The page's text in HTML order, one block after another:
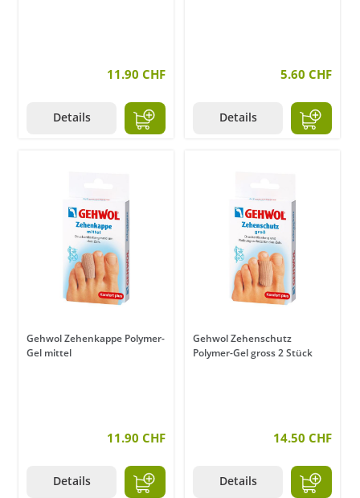
11.90 CHF
Details
5.60 CHF
Details
Gehwol Zehenkappe Polymer-
Gel mittel
11.90 CHF
Details
Gehwol Zehenschutz
Polymer-Gel gross 2 Stück
14.50 CHF
Details